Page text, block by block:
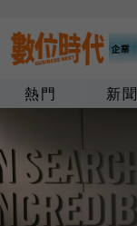
熱門 新聞